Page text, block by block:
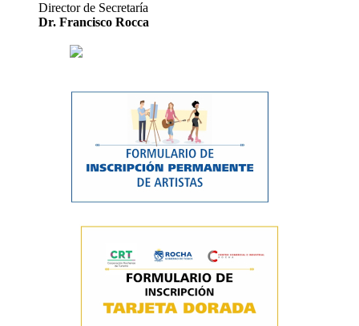
Director de Secretaría
Dr. Francisco Rocca